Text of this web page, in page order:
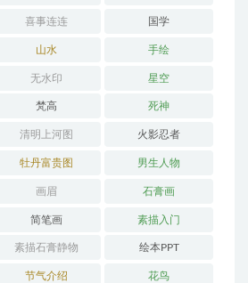
喜事连连 国学
山水 手绘
无水印 星空
梵高 死神
清明上河图 火影忍者
牡丹富贵图 男生人物
画眉 石膏画
简笔画 素描入门
素描石膏静物 绘本PPT
节气介绍 花鸟